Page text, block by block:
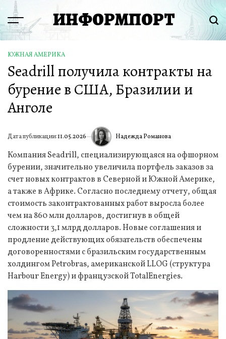
Перейти
содержимому
Menu ИНФОРМПОРТ
ОПУБЛИКОВАНО
В
ЮЖНАЯ АМЕРИКА
Seadrill получила контракты на
бурение в США, Бразилии и
Анголе
Дата публикации:11.05.2026 ИА Надежда Романова
Компания Seadrill, специализирующаяся на офшорном
бурении, значительно увеличила портфель заказов за
счет новых контрактов в Северной и Южной Америке,
а также в Африке. Согласно последнему отчету, общая
стоимость законтрактованных работ выросла более
чем на 860 млн долларов, достигнув в общей
сложности 3,1 млрд долларов. Новые соглашения и
продление действующих обязательств обеспечены
договоренностями с бразильским государственным
холдингом Petrobras, американской LLOG (структура
Harbour Energy) и французской TotalEnergies.